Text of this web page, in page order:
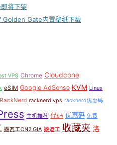
将下架
Golden Gate内置壁纸下载
VPS Chrome Cloudcone
eSIM Google AdSense KVM Linux
RackNerd racknerd vps racknerd优惠码
主机推荐 代码 优惠码 免费
搬瓦工CN2 GIA 搬运工 收藏夹 洛